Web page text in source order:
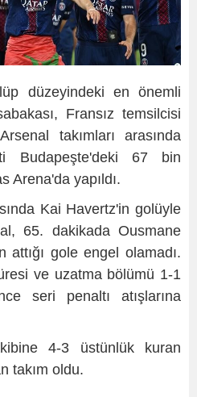
düzeyindeki en önemli
Fransız temsilcisi
takımları arasında
Budapeşte'deki 67 bin
Arena'da yapıldı.
Kai Havertz'in golüyle
65. dakikada Ousmane
attığı gole engel olamadı.
ve uzatma bölümü 1-1
seri penaltı atışlarına
4-3 üstünlük kuran
takım oldu.